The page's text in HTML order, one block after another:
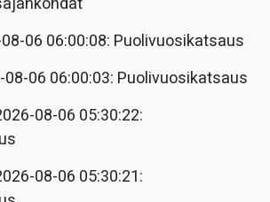
06 06:00:08: Puolivuosikatsaus
08-06 06:00:03: Puolivuosikatsaus
08-06 05:30:22:
08-06 05:30:21: